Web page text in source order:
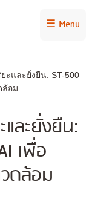
☰ Menu
ะและยั่งยืน: ST-500
ล้อม
ละยั่งยืน:
เพื่อ
ดล้อม